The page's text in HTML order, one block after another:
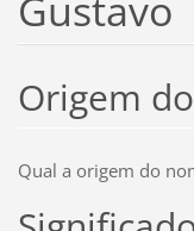
Origem
Qual a origem do